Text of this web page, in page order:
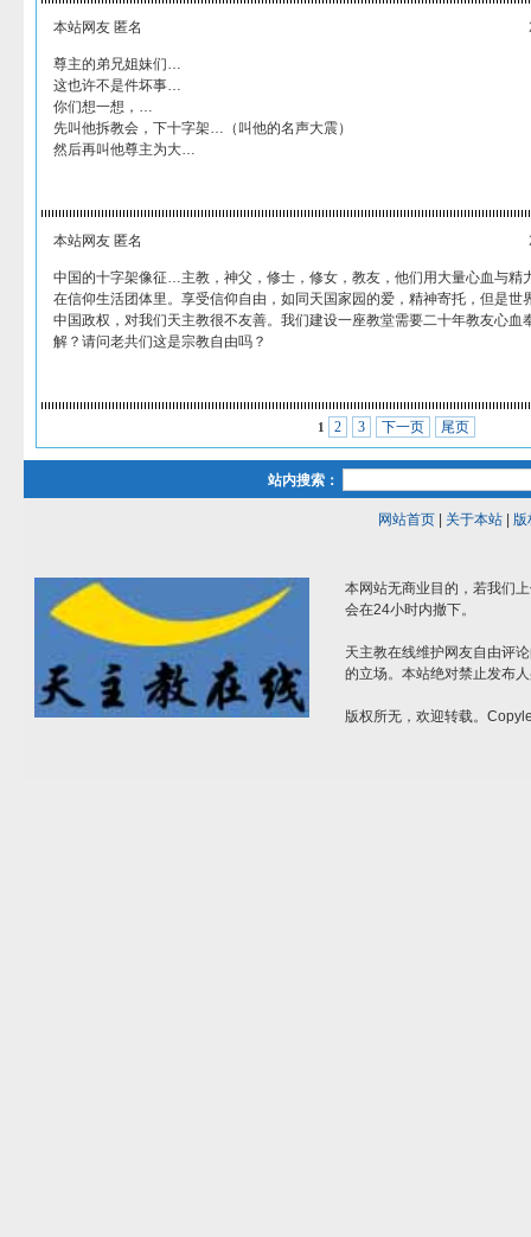
本站网友 匿名
尊主的弟兄姐妹们…
这也许不是件坏事…
你们想一想，…
先叫他拆教会，下十字架…（叫他的名声大震）
然后再叫他尊主为大…
本站网友 匿名
中国的十字架像征…主教，神父，修士，修女，教友，他们用大量心血与精
在信仰生活团体里。享受信仰自由，如同天国家园的爱，精神寄托，但是世
中国政权，对我们天主教很不友善。我们建设一座教堂需要二十年教友心血
解？请问老共们这是宗教自由吗？
1 2 3 下一页 尾页
站内搜索：
网站首页| 关于本站| 版
本网站无商业目的，若我们
会在24小时内撤下。
天主教在线维护网友自由评
的立场。本站绝对禁止发布
版权所无，欢迎转载。